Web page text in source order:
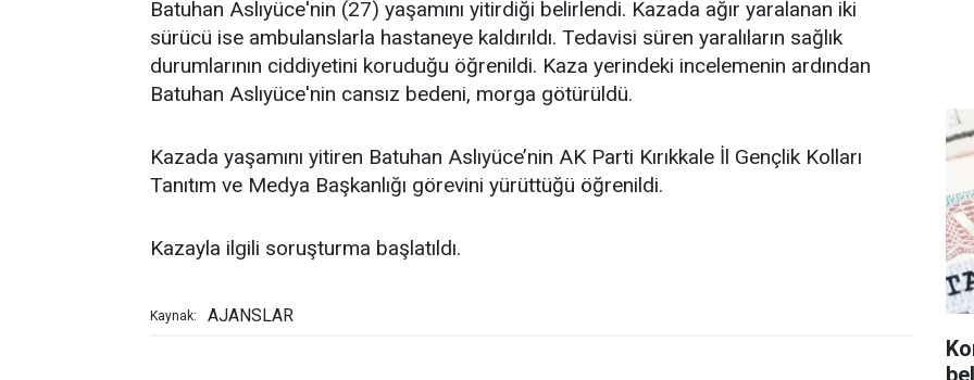
Batuhan Aslıyüce'nin (27) yaşamını yitirdiği belirlendi. Kazada ağır yaralanan iki
sürücü ise ambulanslarla hastaneye kaldırıldı. Tedavisi süren yaralıların sağlık
durumlarının ciddiyetini koruduğu öğrenildi. Kaza yerindeki incelemenin ardından
Batuhan Aslıyüce'nin cansız bedeni, morga götürüldü.
Kazada yaşamını yitiren Batuhan Aslıyüce’nin AK Parti Kırıkkale İl Gençlik Kolları
Tanıtım ve Medya Başkanlığı görevini yürüttüğü öğrenildi.
Kazayla ilgili soruşturma başlatıldı.
Kaynak: AJANSLAR